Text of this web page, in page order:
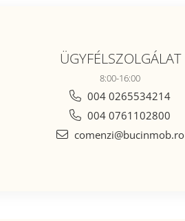
ÜGYFÉLSZOLGÁLAT
8:00-16:00
004 0265534214
004 0761102800
comenzi@bucinmob.ro